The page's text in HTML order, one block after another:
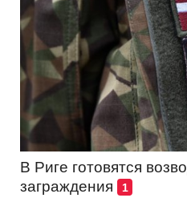
В Риге готовятся
заграждения
1